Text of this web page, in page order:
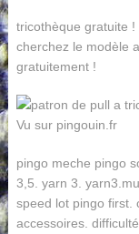
tricothèque gratuite !
cherchez le modèle
gratuitement !
Vu sur pingouin.fr
pingo meche pingo
3,5. yarn 3.
speed lot pingo first.
accessoires.